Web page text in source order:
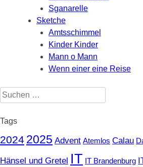
Sganarelle
Sketche
Amtsschimmel
Kinder Kinder
Mann o Mann
Wenn einer eine Reise
Suchen
nach:
Tags
2024 2025 Advent Atemlos Calau
Hänsel und Gretel IT IT Brandenburg